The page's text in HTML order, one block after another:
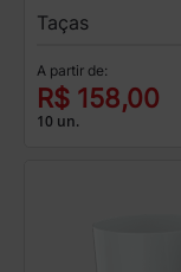
Taças
A partir de:
R$ 158,00
10 un.